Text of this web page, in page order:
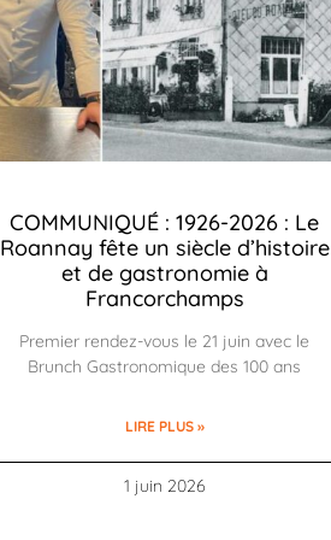
COMMUNIQUÉ : 1926-2026 : Le
Roannay fête un siècle d’histoire
et de gastronomie à
Francorchamps
Premier rendez-vous le 21 juin avec le
Brunch Gastronomique des 100 ans
LIRE PLUS »
1 juin 2026